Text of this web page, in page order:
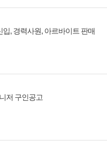
, 경력사원, 아르바이트 판매
저 구인공고